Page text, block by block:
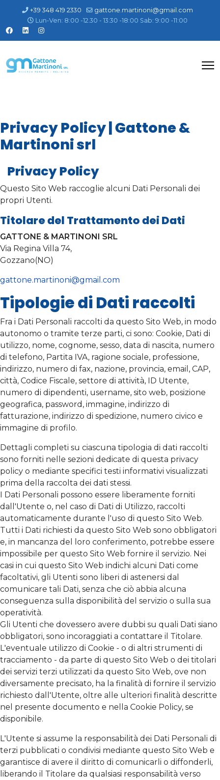
+39 348 419 2330
gattone.martinoni@gmail.com
Lun-Ven: 8:00 -12.30 - 13:30 -18:00 Sab: 9:00 -11:00
Privacy Policy | Gattone &
Martinoni srl
Privacy Policy
Questo Sito Web raccoglie alcuni Dati Personali dei
propri Utenti.
Titolare del Trattamento dei Dati
GATTONE & MARTINONI SRL
Via Regina Villa 74,
Gozzano(NO)
gattone.martinoni@gmail.com
Tipologie di Dati raccolti
Fra i Dati Personali raccolti da questo Sito Web, in modo
autonomo o tramite terze parti, ci sono: Cookie, Dati di
utilizzo, nome, cognome, sesso, data di nascita, numero
di telefono, Partita IVA, ragione sociale, professione,
indirizzo, numero di fax, nazione, provincia, email, CAP,
città, Codice Fiscale, settore di attività, ID Utente,
numero di dipendenti, username, sito web, posizione
geografica, password, immagine, indirizzo di
fatturazione, indirizzo di spedizione, numero civico e
immagine di profilo.
Dettagli completi su ciascuna tipologia di dati raccolti
sono forniti nelle sezioni dedicate di questa privacy
policy o mediante specifici testi informativi visualizzati
prima della raccolta dei dati stessi.
I Dati Personali possono essere liberamente forniti
dall'Utente o, nel caso di Dati di Utilizzo, raccolti
automaticamente durante l'uso di questo Sito Web.
Tutti i Dati richiesti da questo Sito Web sono obbligatori
e, in mancanza del loro conferimento, potrebbe essere
impossibile per questo Sito Web fornire il servizio. Nei
casi in cui questo Sito Web indichi alcuni Dati come
facoltativi, gli Utenti sono liberi di astenersi dal
comunicare tali Dati, senza che ciò abbia alcuna
conseguenza sulla disponibilità del servizio o sulla sua
operatività.
Gli Utenti che dovessero avere dubbi su quali Dati siano
obbligatori, sono incoraggiati a contattare il Titolare.
L'eventuale utilizzo di Cookie - o di altri strumenti di
tracciamento - da parte di questo Sito Web o dei titolari
dei servizi terzi utilizzati da questo Sito Web, ove non
diversamente precisato, ha la finalità di fornire il servizio
richiesto dall'Utente, oltre alle ulteriori finalità descritte
nel presente documento e nella Cookie Policy, se
disponibile.
L'Utente si assume la responsabilità dei Dati Personali di
terzi pubblicati o condivisi mediante questo Sito Web e
garantisce di avere il diritto di comunicarli o diffonderli,
liberando il Titolare da qualsiasi responsabilità verso